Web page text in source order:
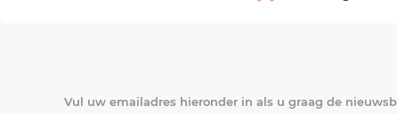
Vul uw emailadres hieronder in als u graag de